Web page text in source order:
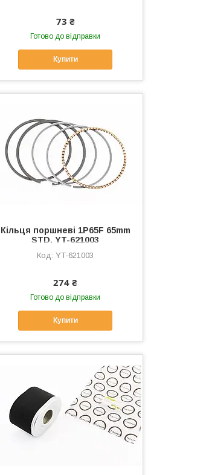
73 ₴
Готово до відправки
Купити
Кільця поршневі 1P65F 65mm
STD, YT-621003
YT-621003
274 ₴
Готово до відправки
Купити